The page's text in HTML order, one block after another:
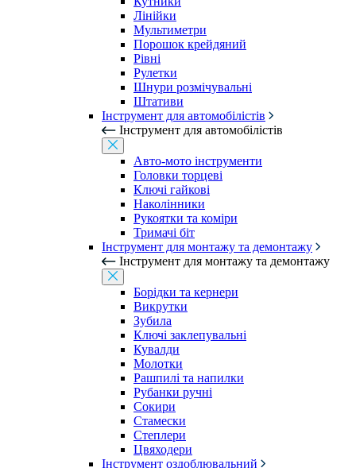
Лінійки
Мультиметри
Порошок крейдяний
Рівні
Рулетки
Шнури розмічувальні
Штативи
Інструмент для автомобілістів
Інструмент для автомобілістів
Авто-мото інструменти
Головки торцеві
Ключі гайкові
Наколінники
Рукоятки та коміри
Тримачі біт
Інструмент для монтажу та демонтажу
Інструмент для монтажу та демонтажу
Борідки та кернери
Викрутки
Зубила
Ключі заклепувальні
Кувалди
Молотки
Рашпилі та напилки
Рубанки ручні
Сокири
Стамески
Степлери
Цвяходери
Інструмент оздоблювальний